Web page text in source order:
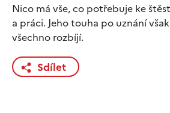
Nico má vše, co potřebuje ke
a práci. Jeho touha po uznání
všechno rozbíjí.
Sdílet